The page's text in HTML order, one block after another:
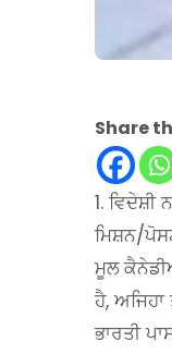
Share
1.
ਮਿਸ਼ਨ/
ਮੂਲ
ਹੈ,
ਭਾਰਤੀ